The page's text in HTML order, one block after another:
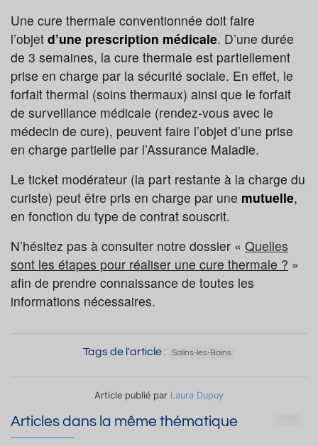
Une cure thermale conventionnée doit faire
l’objet d’une prescription médicale. D’une durée
de 3 semaines, la cure thermale est partiellement
prise en charge par la sécurité sociale. En effet, le
forfait thermal (soins thermaux) ainsi que le forfait
de surveillance médicale (rendez-vous avec le
médecin de cure), peuvent faire l’objet d’une prise
en charge partielle par l’Assurance Maladie.
Le ticket modérateur (la part restante à la charge du
curiste) peut être pris en charge par une mutuelle,
en fonction du type de contrat souscrit.
N’hésitez pas à consulter notre dossier « Quelles
sont les étapes pour réaliser une cure thermale ? »
afin de prendre connaissance de toutes les
informations nécessaires.
Tags de l'article : Salins-les-Bains
Article publié par Laura Dupuy
Articles dans la même thématique